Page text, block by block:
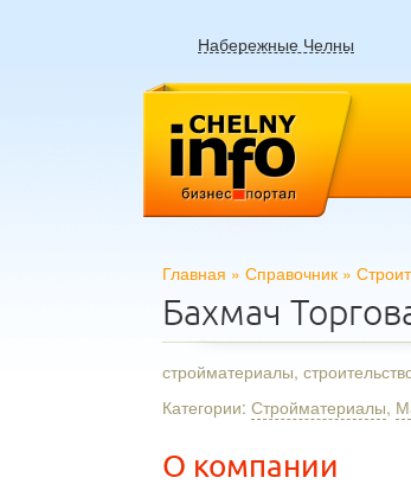
Набережные Челны
Главная » Справочник »
Бахмач
стройматериалы,
Категории: Стройматериалы,
О компании